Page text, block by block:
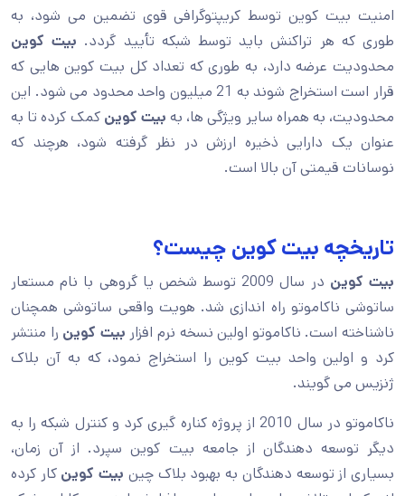
امنیت بیت کوین توسط کریپتوگرافی قوی تضمین می شود، به
طوری که هر تراکنش باید توسط شبکه تأیید گردد. بیت کوین
محدودیت عرضه دارد، به طوری که تعداد کل بیت کوین هایی که
قرار است استخراج شوند به 21 میلیون واحد محدود می شود. این
محدودیت، به همراه سایر ویژگی ها، به بیت کوین کمک کرده تا به
عنوان یک دارایی ذخیره ارزش در نظر گرفته شود، هرچند که
نوسانات قیمتی آن بالا است.
تاریخچه بیت کوین چیست؟
بیت کوین
در سال 2009 توسط شخص یا گروهی با نام مستعار
ساتوشی ناکاموتو راه اندازی شد. هویت واقعی ساتوشی همچنان
ناشناخته است. ناکاموتو اولین نسخه نرم افزار بیت کوین را منتشر
کرد و اولین واحد بیت کوین را استخراج نمود، که به آن بلاک
ژنزیس می گویند.
ناکاموتو در سال 2010 از پروژه کناره گیری کرد و کنترل شبکه را به
دیگر توسعه دهندگان از جامعه بیت کوین سپرد. از آن زمان،
بسیاری از توسعه دهندگان به بهبود بلاک چین بیت کوین کار کرده